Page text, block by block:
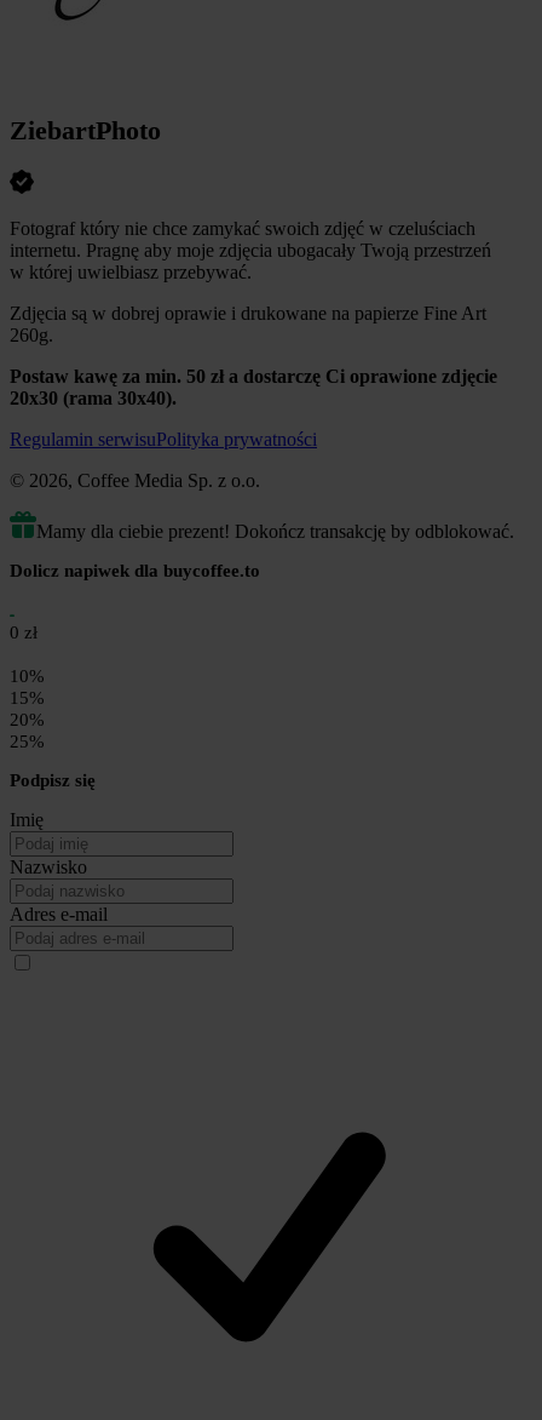
ZiebartPhoto
Fotograf który nie chce zamykać swoich zdjęć w czeluściach
internetu. Pragnę aby moje zdjęcia ubogacały Twoją przestrzeń
w której uwielbiasz przebywać.
Zdjęcia są w dobrej oprawie i drukowane na papierze Fine Art
260g.
Postaw kawę za min. 50 zł a dostarczę Ci oprawione zdjęcie
20x30 (rama 30x40).
Regulamin serwisuPolityka prywatności
© 2026, Coffee Media Sp. z o.o.
Mamy dla ciebie prezent! Dokończ transakcję by odblokować.
Dolicz napiwek dla buycoffee.to
0 zł
10%
15%
20%
25%
Podpisz się
Imię
Nazwisko
Adres e-mail